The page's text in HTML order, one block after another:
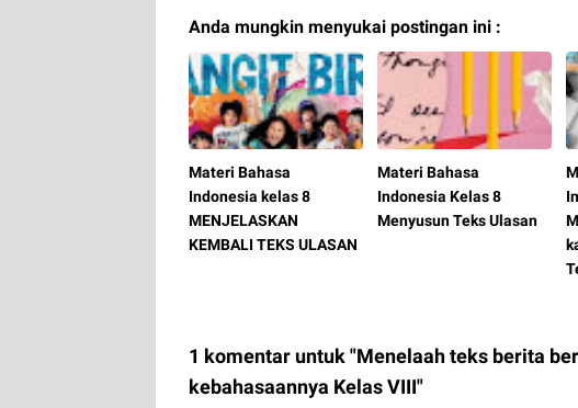
Anda mungkin menyukai postingan ini :
Materi Bahasa
Indonesia kelas 8
MENJELASKAN
KEMBALI TEKS ULASAN
Materi Bahasa
Indonesia Kelas 8
Menyusun Teks Ulasan
1 komentar untuk "Menelaah teks berita
kebahasaannya Kelas VIII"